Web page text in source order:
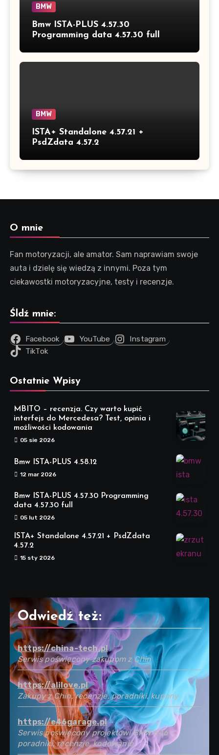
BMW
Bmw ISTA-PLUS 4.57.30
Programming data 4.57.30 full
BMW
ISTA+ Standalone 4.57.21 +
PsdZdata 4.57.2
O mnie
Fan motoryzacji, ale amator. Sam naprawiam swoje
auta i dzielę się wiedzą z innymi. Poza tym
ciekawostki motoryzacyjne, testy i recenzje.
Śldź mnie:
Facebook YouTube
Instagram
TikTok
Ostatnie Wpisy
MBITO – recenzja. Czy warto kupić
interfejs do Mercedesa? Test, opinia i
możliwości kodowania
05 sie 2026
Bmw ISTA-PLUS 4.58.12
12 mar 2026
Bmw ISTA-PLUS 4.57.30 Programming
data 4.57.30 full
05 lut 2026
ISTA+ Standalone 4.57.21 + PsdZdata
4.57.2
15 sty 2026
Odwiedź też:
https://china-tech.pl
Serwis poświęcony zakupom z Chin
https://alilove.pl
Zakupy z Chin, recenzje, poradniki, kupony
https://e46garage.pl
Serwis poświęcony projektowi BMW E46 -
poradniki, recenzje, kodowanie